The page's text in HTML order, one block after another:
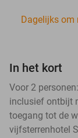
Dagelijks om
In het kort
Voor 2
inclusief ontbijt
toegang tot de
vijfsterrenhotel